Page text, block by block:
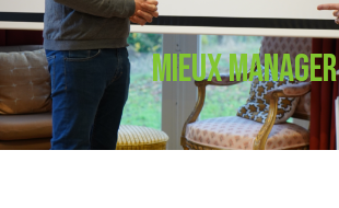
Mieux manager